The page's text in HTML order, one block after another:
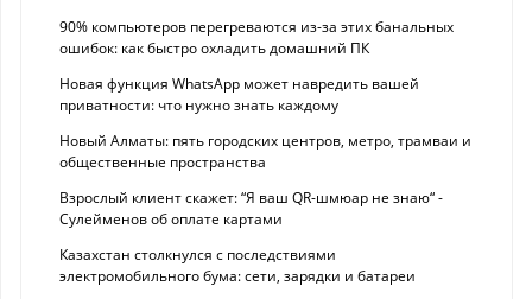
90% компьютеров перегреваются из-за этих банальных
ошибок: как быстро охладить домашний ПК
Новая функция WhatsApp может навредить вашей
приватности: что нужно знать каждому
Новый Алматы: пять городских центров, метро, трамваи и
общественные пространства
Взрослый клиент скажет: “Я ваш QR-шмюар не знаю“ -
Сулейменов об оплате картами
Казахстан столкнулся с последствиями
электромобильного бума: сети, зарядки и батареи